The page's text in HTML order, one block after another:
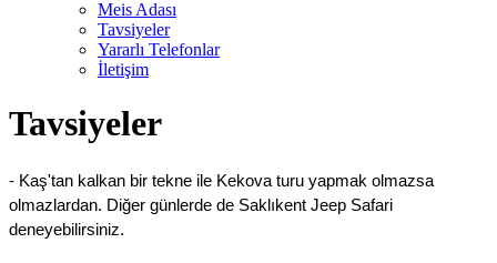
Meis Adası
Tavsiyeler
Yararlı Telefonlar
İletişim
Tavsiyeler
- Kaş'tan kalkan bir tekne ile Kekova turu yapmak olmazsa
olmazlardan. Diğer günlerde de Saklıkent Jeep Safari
deneyebilirsiniz.